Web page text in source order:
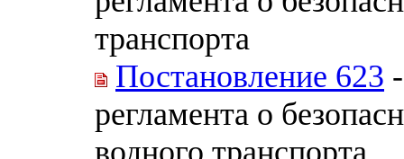
транспорта
Постановление 623
регламента о
водного транспорта